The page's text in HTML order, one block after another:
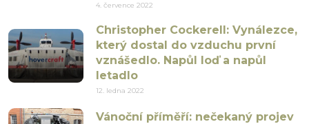
4. července 2022
Christopher Cockerell: Vynálezce,
který dostal do vzduchu první
vznášedlo. Napůl loď a napůl
letadlo
12. ledna 2022
Vánoční příměří: nečekaný projev